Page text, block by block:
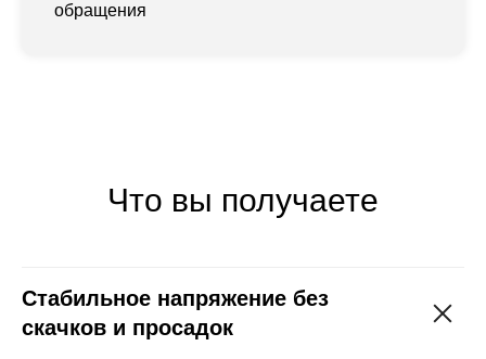
обращения
Что вы получаете
Стабильное напряжение без
скачков и просадок